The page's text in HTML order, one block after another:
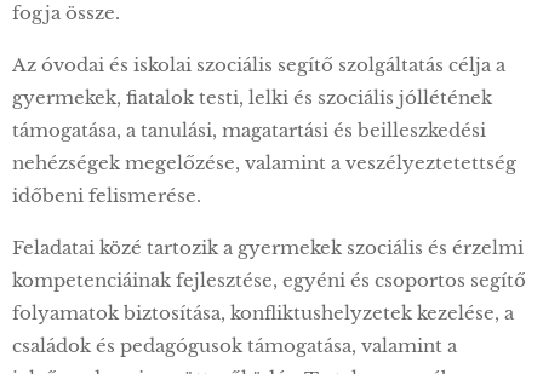
fogja össze.
Az óvodai és iskolai szociális segítő szolgáltatás célja a
gyermekek, fiatalok testi, lelki és szociális jóllétének
támogatása, a tanulási, magatartási és beilleszkedési
nehézségek megelőzése, valamint a veszélyeztetettség
időbeni felismerése.
Feladatai közé tartozik a gyermekek szociális és érzelmi
kompetenciáinak fejlesztése, egyéni és csoportos segítő
folyamatok biztosítása, konfliktushelyzetek kezelése, a
családok és pedagógusok támogatása, valamint a